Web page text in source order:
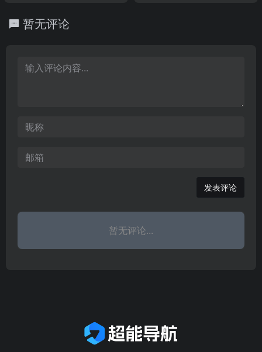
件、体坛赛事、娱乐时
内容更加精彩详实，包括
暂无评论
发表评论
暂无评论...